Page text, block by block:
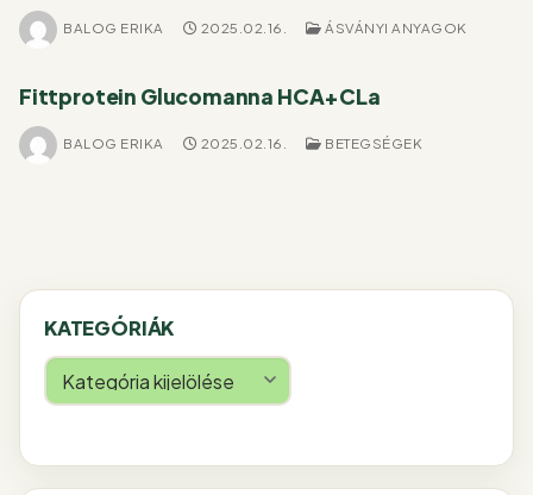
BALOG ERIKA 2025.02.16. ÁSVÁNYI ANYAGOK
Fittprotein Glucomanna HCA+CLa
BALOG ERIKA 2025.02.16. BETEGSÉGEK
KATEGÓRIÁK
Kategóriák